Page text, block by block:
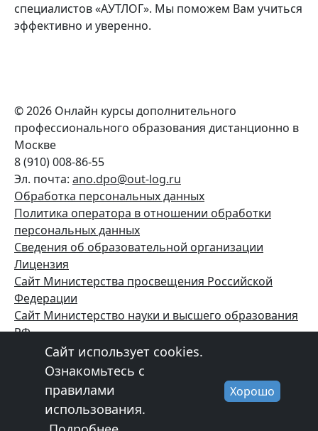
специалистов «АУТЛОГ». Мы поможем Вам учиться
эффективно и уверенно.
© 2026 Онлайн курсы дополнительного
профессионального образования дистанционно в
Москве
8 (910) 008-86-55
Эл. почта: ano.dpo@out-log.ru
Обработка персональных данных
Политика оператора в отношении обработки
персональных данных
Сведения об образовательной организации
Лицензия
Сайт Министерства просвещения Российской
Федерации
Сайт Министерство науки и высшего образования
РФ
Вакансии
Сайт разработан вgetinfo.pro
Сайт использует cookies.
Ознакомьтесь с
правилами
использования.
Хорошо